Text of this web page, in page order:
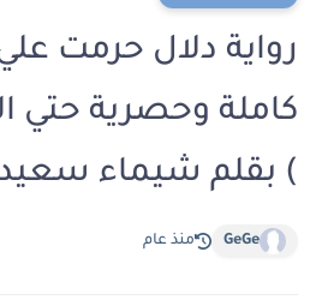
رواية دلال حرمت
كاملة وحصرية حتي
) بقلم شيماء
GeGe منذ عام